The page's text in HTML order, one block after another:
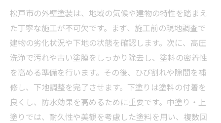
ンス方法
外壁塗装で建物を守る：松戸市での成功事例紹
介
まとめ：松戸市の外壁塗装を失敗しないための
ポイント
松戸市の外壁塗装は、地域の気候や建物の特性を踏まえ
た丁寧な施工が不可欠です。まず、施工前の現地調査で
建物の劣化状況や下地の状態を確認します。次に、高圧
洗浄で汚れや古い塗膜をしっかり除去し、塗料の密着性
を高める準備を行います。その後、ひび割れや隙間を補
修し、下地調整を完了させます。下塗りは塗料の付着を
良くし、防水効果を高めるために重要です。中塗り・上
塗りでは、耐久性や美観を考慮した塗料を用い、複数回